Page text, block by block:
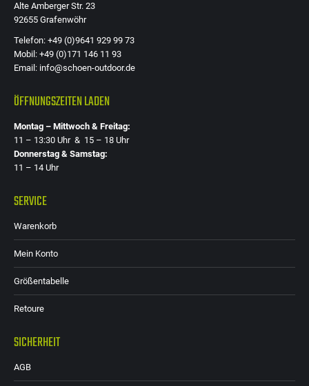
Alte Amberger Str. 23
92655 Grafenwöhr
Telefon: +49 (0)9641 929 99 73
Mobil: +49 (0)171 146 11 93
Email: info@schoen-outdoor.de
ÖFFNUNGSZEITEN LADEN
Montag – Mittwoch & Freitag:
11 – 13:30 Uhr & 15 – 18 Uhr
Donnerstag & Samstag:
11 – 14 Uhr
SERVICE
Warenkorb
Mein Konto
Größentabelle
Retoure
SICHERHEIT
AGB